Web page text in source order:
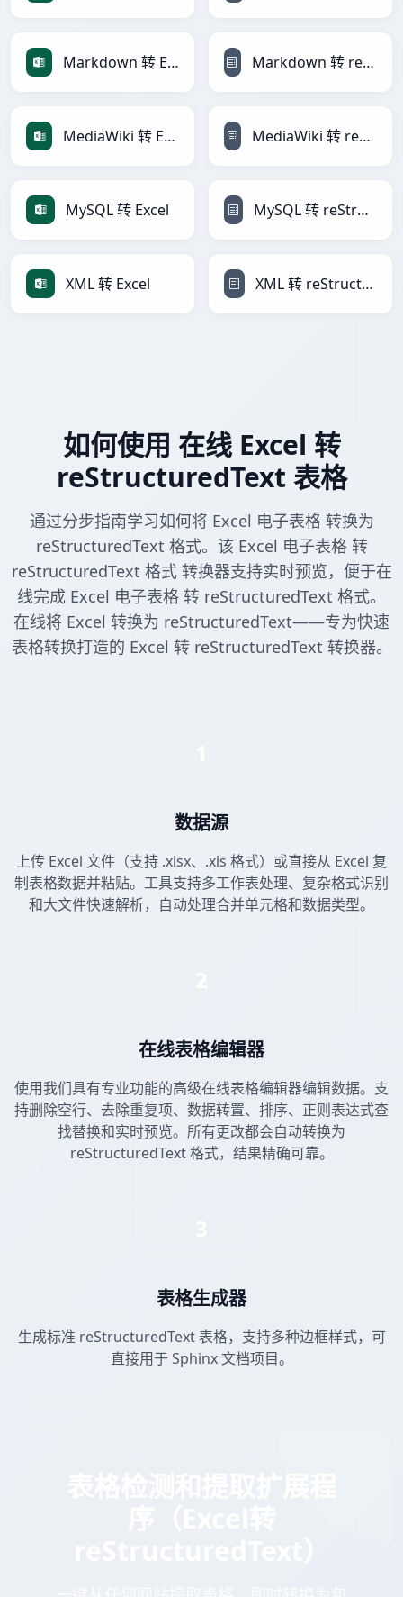
Markdown 转 Excel Markdown 转 reStructuredText
MediaWiki 转 Excel MediaWiki 转 reStructuredText
MySQL 转 Excel MySQL 转 reStructuredText
XML 转 Excel XML 转 reStructuredText
如何使用 在线 Excel 转
reStructuredText 表格
通过分步指南学习如何将 Excel 电子表格 转换为
reStructuredText 格式。该 Excel 电子表格 转
reStructuredText 格式 转换器支持实时预览，便于在
线完成 Excel 电子表格 转 reStructuredText 格式。
在线将 Excel 转换为 reStructuredText——专为快速
表格转换打造的 Excel 转 reStructuredText 转换器。
数据源
上传 Excel 文件（支持 .xlsx、.xls 格式）或直接从 Excel 复
制表格数据并粘贴。工具支持多工作表处理、复杂格式识别
和大文件快速解析，自动处理合并单元格和数据类型。
在线表格编辑器
使用我们具有专业功能的高级在线表格编辑器编辑数据。支
持删除空行、去除重复项、数据转置、排序、正则表达式查
找替换和实时预览。所有更改都会自动转换为
reStructuredText 格式，结果精确可靠。
表格生成器
生成标准 reStructuredText 表格，支持多种边框样式，可
直接用于 Sphinx 文档项目。